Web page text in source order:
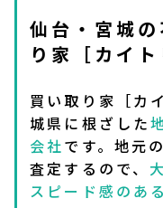
仙台・宮城
り家［カイ
買い取り家［カ
城県に根ざした
会社です。地元
査定するので、
スピード感のあ